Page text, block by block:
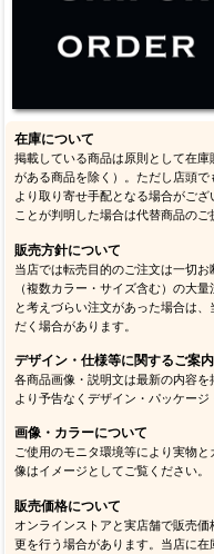
在庫について
掲載している商品は原則として在
がある商品を除く）。ただし店頭
より取り寄せ手配となる場合がご
ことが判明した場合は代替商品の
販売方針について
当店では転売目的のご注文は一切
（複数カラー・サイズ含む）の大
と考えづらい注文があった場合は
だく場合があります。
デザイン・仕様等に関するご案内
各商品画像・説明文は最新の内容
より予告なくデザイン・パッケー
画像・カラーについて
ご使用のモニタ環境等により実物
像はイメージとしてご覧ください。
販売価格について
オンラインストアと実店舗で販売
更を行う場合があります。当店に